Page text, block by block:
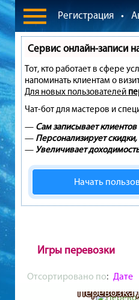
Регистрация •
Сервис онлайн-записи
Тот, кто работает в сфере
напоминать клиентам о
Для новых пользователей
Чат-бот для мастеров и
— Сам записывает
— Персонализирует
—Увеличивает
Начать
Игры перевозки
Отсортировано по: Дате
Перевозка